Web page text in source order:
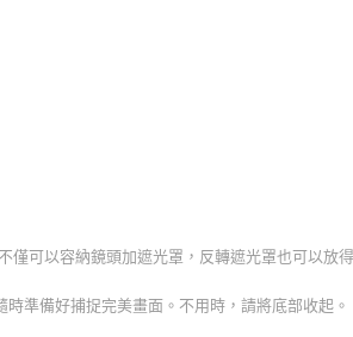
僅可以容納鏡頭加遮光罩，反轉遮光罩也可以放
準備好捕捉完美畫面。不用時，請將底部收起。